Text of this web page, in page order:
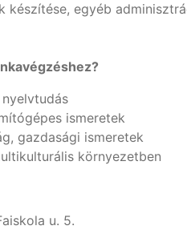
készítése, egyéb
ismeretek
gazdasági ismeretek
környezetben
u. 5.